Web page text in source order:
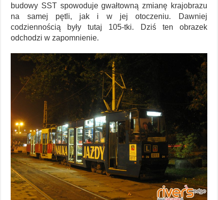
budowy SST spowoduje gwałtowną zmianę krajobrazu
na samej pętli, jak i w jej otoczeniu. Dawniej
codziennością były tutaj 105-tki. Dziś ten obrazek
odchodzi w zapomnienie.